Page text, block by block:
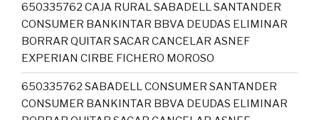
650335762 CAJA RURAL SABADELL SANTANDER
CONSUMER BANKINTAR BBVA DEUDAS ELIMINAR
BORRAR QUITAR SACAR CANCELAR ASNEF
EXPERIAN CIRBE FICHERO MOROSO
650335762 SABADELL CONSUMER SANTANDER
CONSUMER BANKINTAR BBVA DEUDAS ELIMINAR